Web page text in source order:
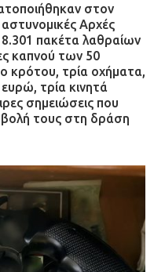
στον
Αρχές
πακέτα λαθραίων
καπνού των 50
κρότου, τρία οχήματα,
τρία κινητά
σημειώσεις που
τους στη δράση